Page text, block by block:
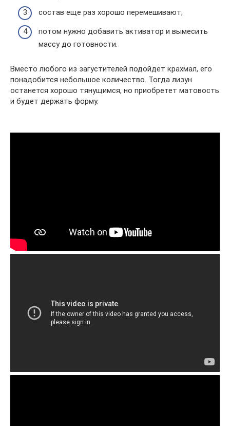
состав еще раз хорошо перемешивают;
потом нужно добавить активатор и вымесить
массу до готовности.
Вместо любого из загустителей подойдет крахмал, его
понадобится небольшое количество. Тогда лизун
останется хорошо тянущимся, но приобретет матовость
и будет держать форму.